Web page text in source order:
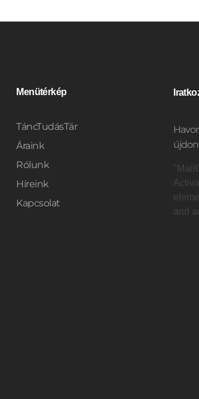
Menütérkép
TáncTudásTár
Áraink
Rólunk
Híreink
Kapcsolat
and